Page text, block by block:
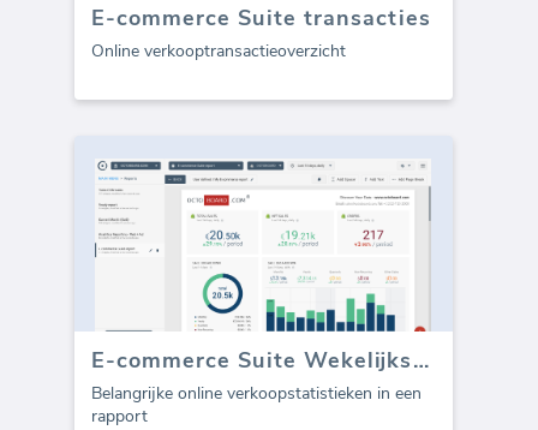
E-commerce Suite transacties
Online verkooptransactieoverzicht
E-commerce Suite Wekelijkse Verkooprapport (Rapport)
Belangrijke online verkoopstatistieken in een
rapport